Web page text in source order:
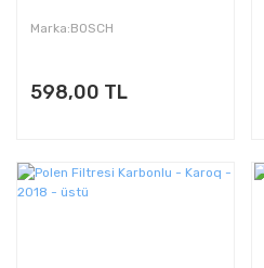
Marka:BOSCH
598,00 TL